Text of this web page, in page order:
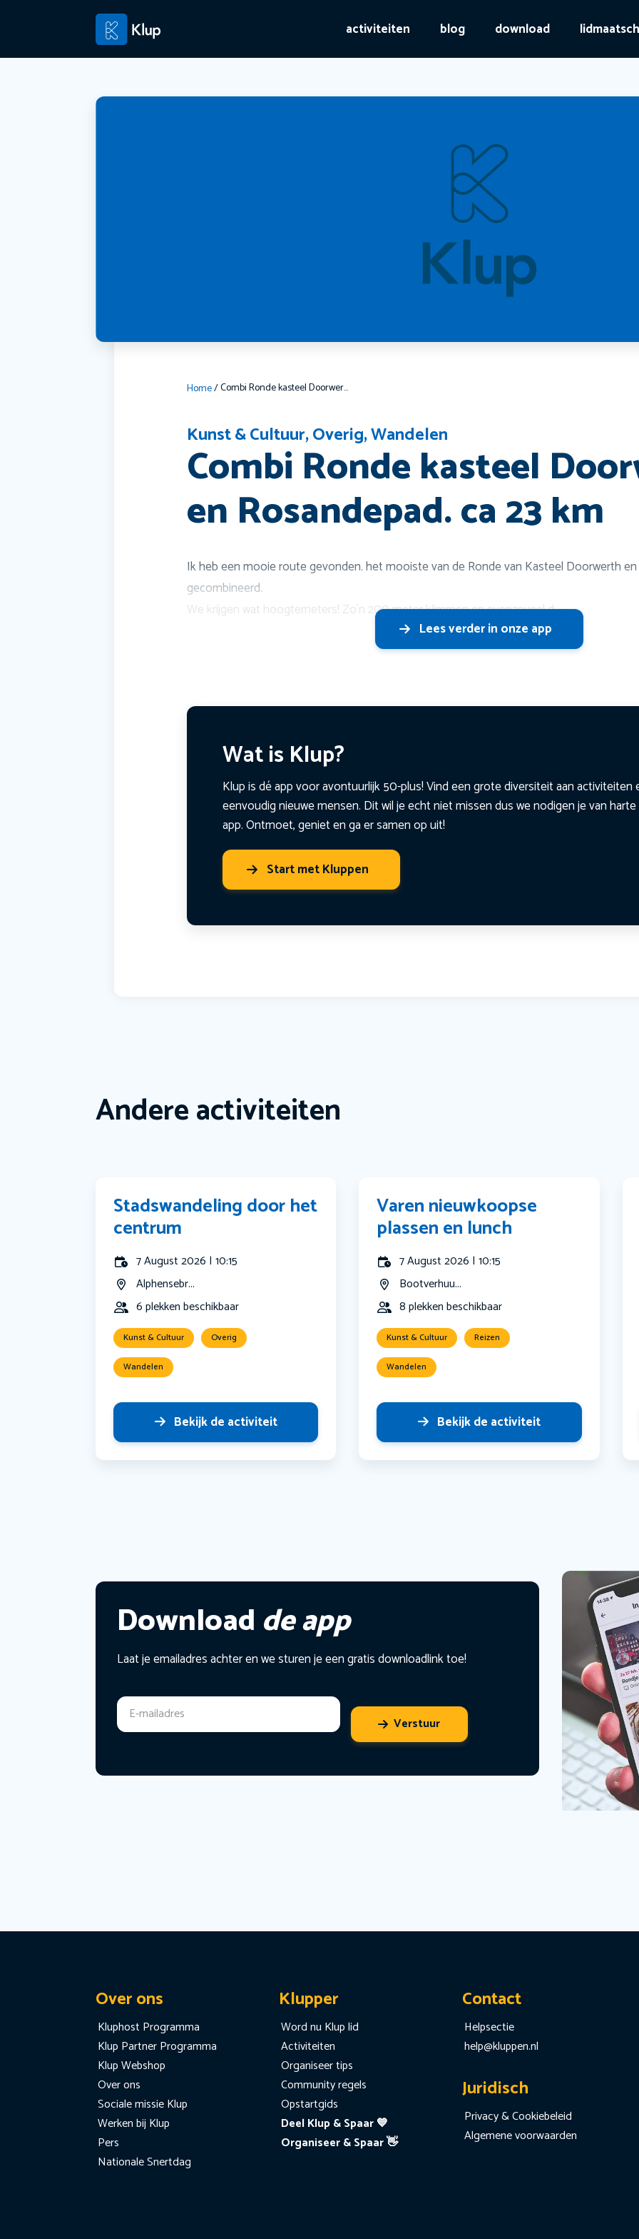
activiteiten blog download
Home/ Combi Ronde kasteel Doorwerth en Rosandepad. ca 23 km
Kunst & Cultuur,Overig,Wandelen
Combi Ronde kasteel
en Rosandepad. ca 23 km
Ik heb een mooie route gevonden. het mooiste van de Ronde van Kasteel Doorwerth
gecombineerd.
We krijgen wat hoogtemeters! Zo’n 200 meter klimmen en evenzoveel d
Lees verder in onze app
Wat is Klup?
Klup is dé app voor avontuurlijk 50-plus! Vind een grote diversiteit aan
eenvoudig nieuwe mensen. Dit wil je echt niet missen dus we nodigen je van
app. Ontmoet, geniet en ga er samen op uit!
Start met Kluppen
Andere activiteiten
Stadswandeling door het
centrum
7 August 2026 | 10:15
Alphensebr...
6 plekken beschikbaar
Kunst & Cultuur Overig
Wandelen
Bekijk de activiteit
Varen nieuwkoopse
plassen en lunch
7 August 2026 | 10:15
Bootverhuu...
8 plekken beschikbaar
Kunst & Cultuur Reizen
Wandelen
Bekijk de activiteit
Download de app
Laat je emailadres achter en we sturen je een gratis downloadlink toe!
Verstuur
Over ons
Kluphost Programma
Klup Partner Programma
Klup Webshop
Over ons
Sociale missie Klup
Werken bij Klup
Pers
Nationale Snertdag
Klupper
Word nu Klup lid
Activiteiten
Organiseer tips
Community regels
Opstartgids
Deel Klup & Spaar 💙
Organiseer & Spaar 👋
Contact
Helpsectie
help@kluppen.nl
Juridisch
Privacy & Cookiebeleid
Algemene voorwaarden